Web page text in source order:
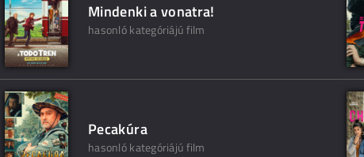
Mindenki a vonatra!
hasonló kategóriájú film
Pecakúra
hasonló kategóriájú film